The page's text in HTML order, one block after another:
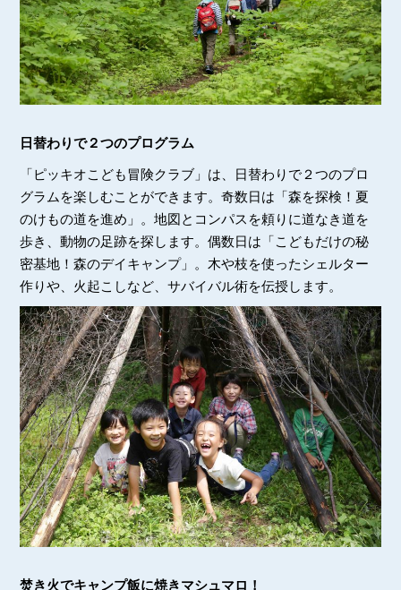
日替わりで２つのプログラム
「ピッキオこども冒険クラブ」は、日替わりで２つのプロ
グラムを楽しむことができます。奇数日は「森を探検！夏
のけもの道を進め」。地図とコンパスを頼りに道なき道を
歩き、動物の足跡を探します。偶数日は「こどもだけの秘
密基地！森のデイキャンプ」。木や枝を使ったシェルター
作りや、火起こしなど、サバイバル術を伝授します。
焚き火でキャンプ飯に焼きマシュマロ！